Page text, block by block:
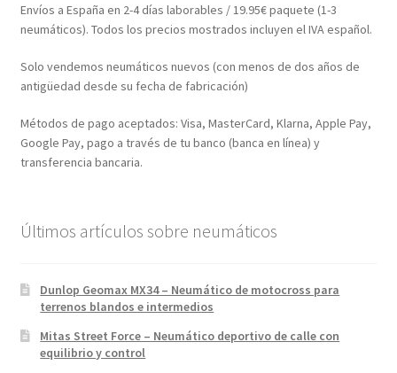
Envíos a España en 2-4 días laborables / 19.95€ paquete (1-3
neumáticos). Todos los precios mostrados incluyen el IVA español.
Solo vendemos neumáticos nuevos (con menos de dos años de
antigüedad desde su fecha de fabricación)
Métodos de pago aceptados: Visa, MasterCard, Klarna, Apple Pay,
Google Pay, pago a través de tu banco (banca en línea) y
transferencia bancaria.
Últimos artículos sobre neumáticos
Dunlop Geomax MX34 – Neumático de motocross para
terrenos blandos e intermedios
Mitas Street Force – Neumático deportivo de calle con
equilibrio y control